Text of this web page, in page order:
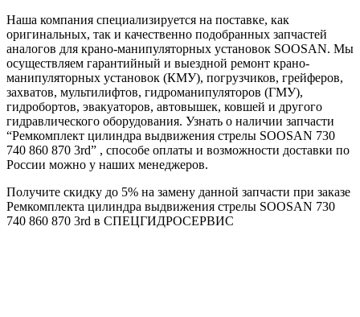
Наша компания специализируется на поставке, как
оригинальных, так и качественно подобранных запчастей
аналогов для крано-манипуляторных установок SOOSAN. Мы
осуществляем гарантийный и выездной ремонт крано-
манипуляторных установок (КМУ), погрузчиков, грейферов,
захватов, мультилифтов, гидроманипуляторов (ГМУ),
гидробортов, эвакуаторов, автовышек, ковшей и другого
гидравлического оборудования. Узнать о наличии запчасти
“Ремкомплект цилиндра выдвижения стрелы SOOSAN 730
740 860 870 3rd” , способе оплаты и возможности доставки по
России можно у наших менеджеров.
Получите скидку до 5% на замену данной запчасти при заказе
Ремкомплекта цилиндра выдвижения стрелы SOOSAN 730
740 860 870 3rd в СПЕЦГИДРОСЕРВИС